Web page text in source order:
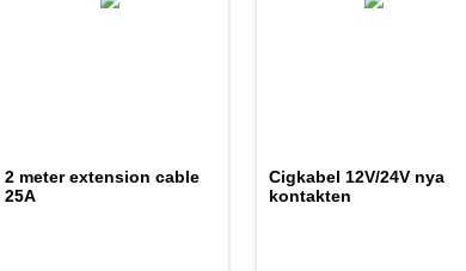
2 meter extension cable
25A
Cigkabel 12V/24V nya
kontakten